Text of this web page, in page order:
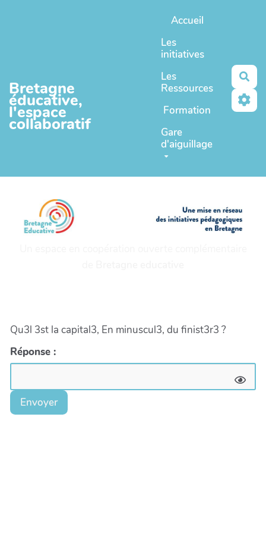
Bretagne
éducative,
l'espace
collaboratif
Accueil
Les
initiatives
Les
Ressources
Formation
Gare
d'aiguillage
Qu3l 3st la capital3, En minuscul3, du finist3r3 ?
Réponse :
Envoyer